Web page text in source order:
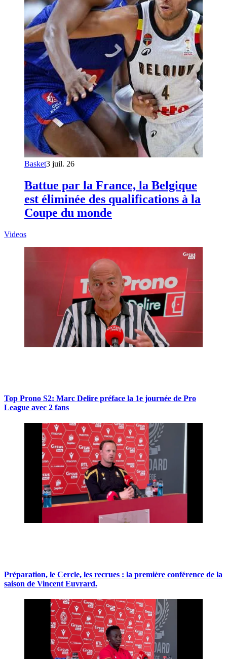
Basket3 juil. 26
Battue par la France, la Belgique
est éliminée des qualifications à la
Coupe du monde
Videos
Top Prono S2: Marc Delire préface la 1e journée de Pro
League avec 2 fans
Préparation, le Cercle, les recrues : la première conférence de la
saison de Vincent Euvrard.